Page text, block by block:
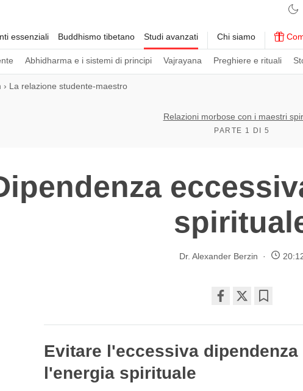
essenziali Buddhismo tibetano Studi avanzati
Abhidharma e i sistemi di principi Vajrayana Preghiere e rituali
Chi siamo
› La relazione studente-maestro
Relazioni morbose con i maestri
PARTE 1 DI 5
Dr. Alexander Berzin
on
facebook
Evitare l'eccessiva
l'energia spirituale